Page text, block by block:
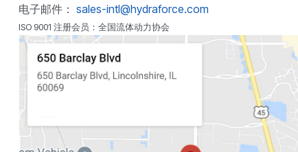
电子邮件： sales-intl@hydraforce.com
ISO 9001 注册会员：全国流体动力协会